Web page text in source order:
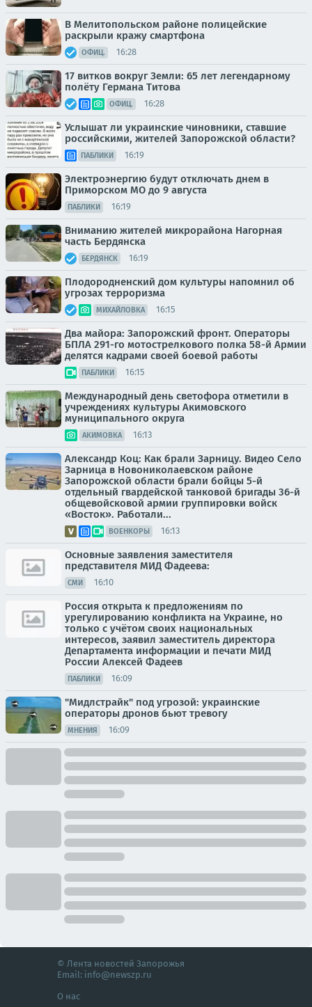
В Мелитопольском районе полицейские
раскрыли кражу смартфона
ОФИЦ. 16:28
17 витков вокруг Земли: 65 лет легендарному
полёту Германа Титова
ОФИЦ. 16:28
Услышат ли украинские чиновники, ставшие
российскими, жителей Запорожской области?
ПАБЛИКИ 16:19
Электроэнергию будут отключать днем в
Приморском МО до 9 августа
ПАБЛИКИ 16:19
Вниманию жителей микрорайона Нагорная
часть Бердянска
БЕРДЯНСК 16:19
Плодородненский дом культуры напомнил об
угрозах терроризма
МИХАЙЛОВКА 16:15
Два майора: Запорожский фронт. Операторы
БПЛА 291-го мотострелкового полка 58-й Армии
делятся кадрами своей боевой работы
ПАБЛИКИ 16:15
Международный день светофора отметили в
учреждениях культуры Акимовского
муниципального округа
АКИМОВКА 16:13
Александр Коц: Как брали Зарницу. Видео Село
Зарница в Новониколаевском районе
Запорожской области брали бойцы 5-й
отдельный гвардейской танковой бригады 36-й
общевойсковой армии группировки войск
«Восток». Работали...
ВОЕНКОРЫ 16:13
Основные заявления заместителя
представителя МИД Фадеева:
СМИ 16:10
Россия открыта к предложениям по
урегулированию конфликта на Украине, но
только с учётом своих национальных
интересов, заявил заместитель директора
Департамента информации и печати МИД
России Алексей Фадеев
ПАБЛИКИ 16:09
"Мидлстрайк" под угрозой: украинские
операторы дронов бьют тревогу
МНЕНИЯ 16:09
© Лента новостей Запорожья
Email: info@newszp.ru
О нас